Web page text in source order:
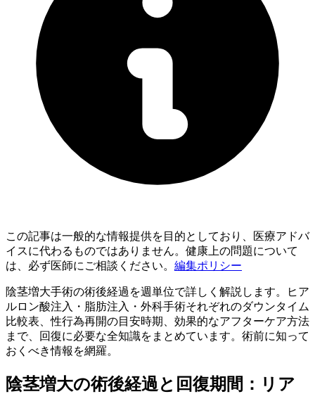
この記事は一般的な情報提供を目的としており、医療アドバ
イスに代わるものではありません。健康上の問題について
は、必ず医師にご相談ください。 編集ポリシー
陰茎増大手術の術後経過を週単位で詳しく解説します。ヒア
ルロン酸注入・脂肪注入・外科手術それぞれのダウンタイム
比較表、性行為再開の目安時期、効果的なアフターケア方法
まで、回復に必要な全知識をまとめています。術前に知って
おくべき情報を網羅。
陰茎増大の術後経過と回復期間：リア